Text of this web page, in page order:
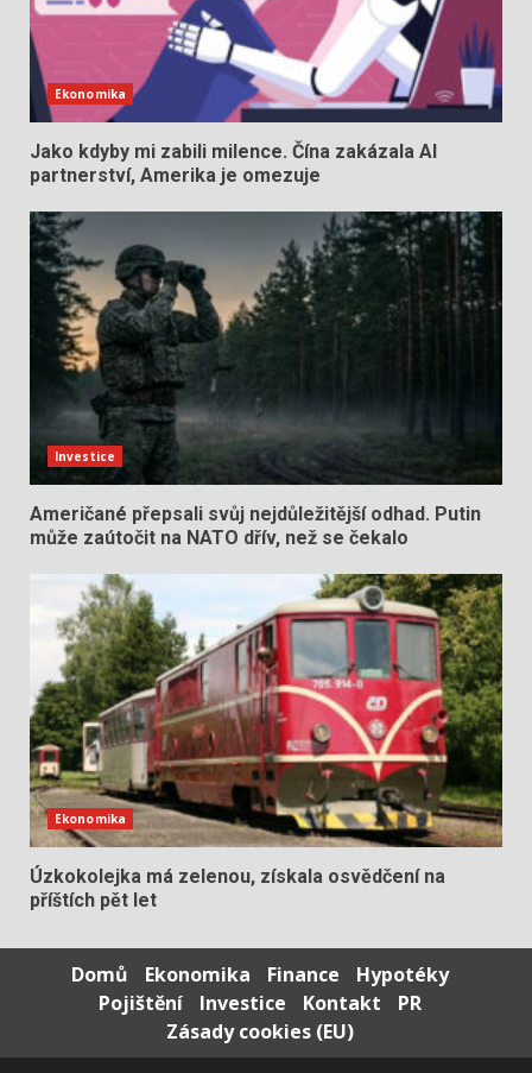
Ekonomika
Jako kdyby mi zabili milence. Čína zakázala AI
partnerství, Amerika je omezuje
Investice
Američané přepsali svůj nejdůležitější odhad. Putin
může zaútočit na NATO dřív, než se čekalo
Ekonomika
Úzkokolejka má zelenou, získala osvědčení na
příštích pět let
Domů Ekonomika Finance
Hypotéky
Pojištění
Investice Kontakt
PR
Zásady cookies (EU)